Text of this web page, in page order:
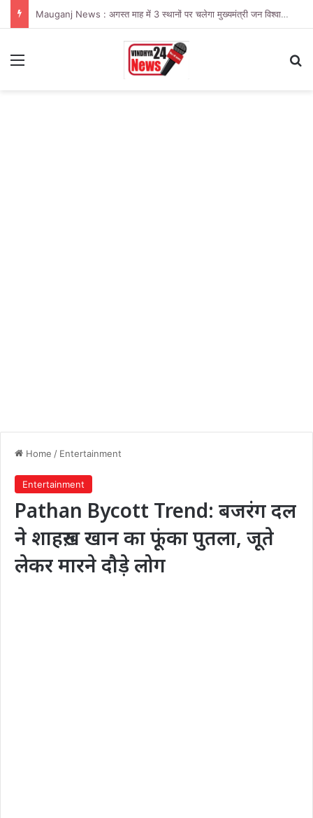
Mauganj News : अगस्त माह में 3 स्थानों पर चलेगा मुख्यमंत्री जन विश्वास अभियान
Menu
Home / Entertainment
Entertainment
Pathan Bycott Trend: बजरंग दल
ने शाहरुख़ खान का फूंका पुतला, जूते
लेकर मारने दौड़े लोग